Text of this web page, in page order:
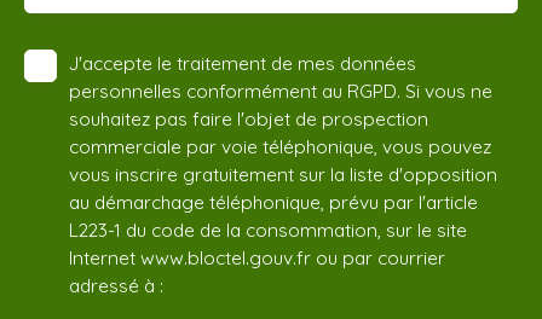
J'accepte le traitement de mes données
personnelles conformément au RGPD. Si vous ne
souhaitez pas faire l'objet de prospection
commerciale par voie téléphonique, vous pouvez
vous inscrire gratuitement sur la liste d'opposition
au démarchage téléphonique, prévu par l'article
L223-1 du code de la consommation, sur le site
Internet www.bloctel.gouv.fr ou par courrier
adressé à :